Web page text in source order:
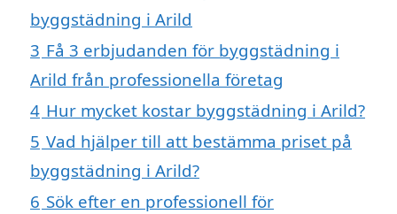
byggstädning i Arild
3 Få 3 erbjudanden för byggstädning i
Arild från professionella företag
4 Hur mycket kostar byggstädning i Arild?
5 Vad hjälper till att bestämma priset på
byggstädning i Arild?
6 Sök efter en professionell för